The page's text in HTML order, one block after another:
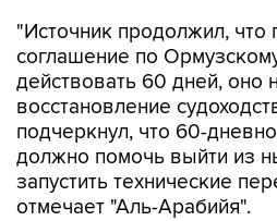
"Источник продолжил,
соглашение по
действовать 60 дней, оно
восстановление
подчеркнул, что 60-
должно помочь выйти из
запустить технические
отмечает "Аль-Арабийя".